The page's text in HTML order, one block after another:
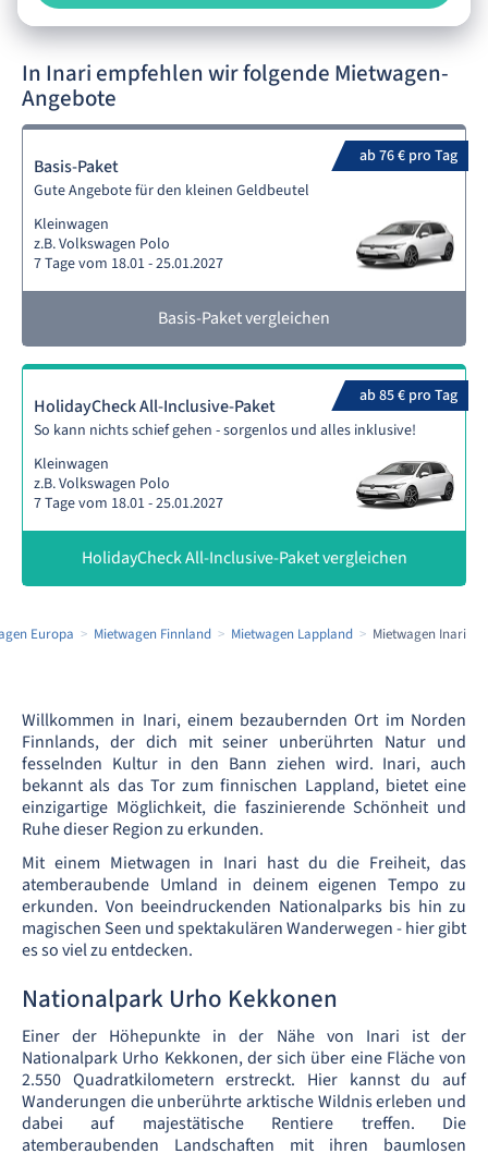
In Inari empfehlen wir folgende Mietwagen-
Angebote
ab 76 € pro Tag
Basis-Paket
Gute Angebote für den kleinen Geldbeutel
Kleinwagen
z.B. Volkswagen Polo
7 Tage vom 18.01 - 25.01.2027
Basis-Paket vergleichen
ab 85 € pro Tag
HolidayCheck All-Inclusive-Paket
So kann nichts schief gehen - sorgenlos und alles inklusive!
Kleinwagen
z.B. Volkswagen Polo
7 Tage vom 18.01 - 25.01.2027
HolidayCheck All-Inclusive-Paket vergleichen
Europa Mietwagen Finnland Mietwagen Lappland Mietwagen Inari
Willkommen in Inari, einem bezaubernden Ort im Norden
Finnlands, der dich mit seiner unberührten Natur und
fesselnden Kultur in den Bann ziehen wird. Inari, auch
bekannt als das Tor zum finnischen Lappland, bietet eine
einzigartige Möglichkeit, die faszinierende Schönheit und
Ruhe dieser Region zu erkunden.
Mit einem Mietwagen in Inari hast du die Freiheit, das
atemberaubende Umland in deinem eigenen Tempo zu
erkunden. Von beeindruckenden Nationalparks bis hin zu
magischen Seen und spektakulären Wanderwegen - hier gibt
es so viel zu entdecken.
Nationalpark Urho Kekkonen
Einer der Höhepunkte in der Nähe von Inari ist der
Nationalpark Urho Kekkonen, der sich über eine Fläche von
2.550 Quadratkilometern erstreckt. Hier kannst du auf
Wanderungen die unberührte arktische Wildnis erleben und
dabei auf majestätische Rentiere treffen. Die
atemberaubenden Landschaften mit ihren baumlosen